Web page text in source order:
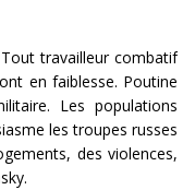
Tout travailleur combatif
en faiblesse. Poutine
Les populations
les troupes russes
des violences,